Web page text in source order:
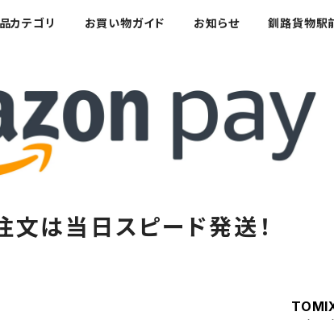
カテゴリ お買い物ガイド お知らせ 釧路貨物駅
文は当日スピード発送！